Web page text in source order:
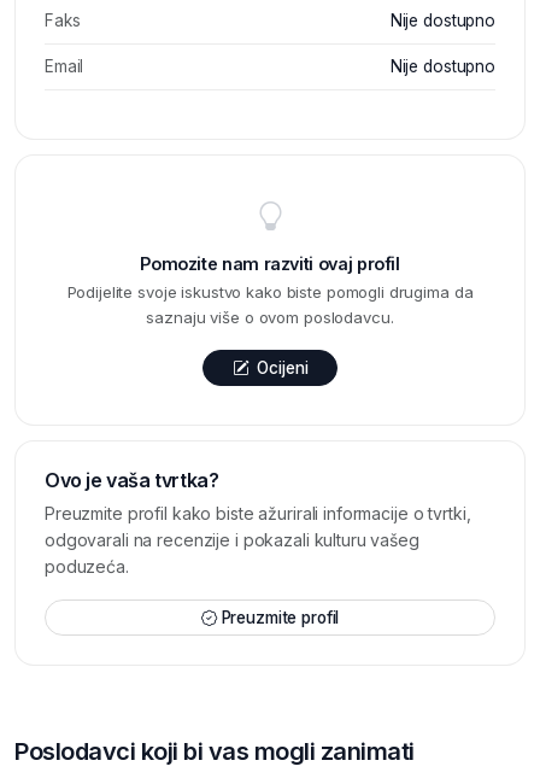
Faks Nije dostupno
Email Nije dostupno
Pomozite nam razviti ovaj profil
Podijelite svoje iskustvo kako biste pomogli drugima da
saznaju više o ovom poslodavcu.
Ocijeni
Ovo je vaša tvrtka?
Preuzmite profil kako biste ažurirali informacije o tvrtki,
odgovarali na recenzije i pokazali kulturu vašeg
poduzeća.
Preuzmite profil
Poslodavci koji bi vas mogli zanimati